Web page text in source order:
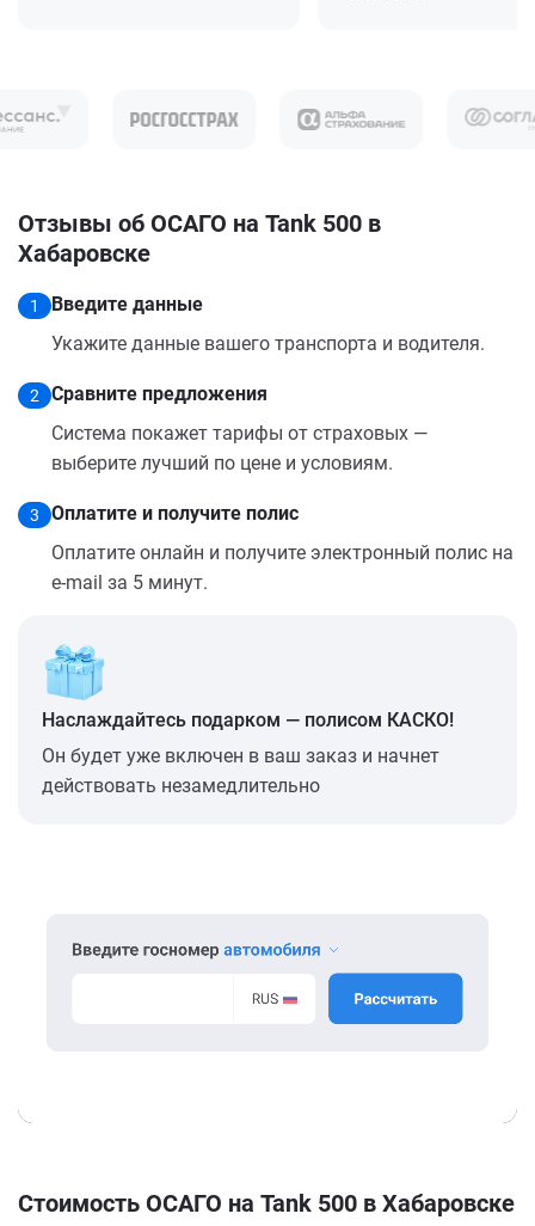
Отзывы об ОСАГО на Tank 500 в
Хабаровске
1
Введите данные
Укажите данные вашего транспорта и водителя.
2
Сравните предложения
Система покажет тарифы от страховых —
выберите лучший по цене и условиям.
3
Оплатите и получите полис
Оплатите онлайн и получите электронный полис на
e-mail за 5 минут.
Наслаждайтесь подарком — полисом КАСКО!
Он будет уже включен в ваш заказ и начнет
действовать незамедлительно
Стоимость ОСАГО на Tank 500 в Хабаровске